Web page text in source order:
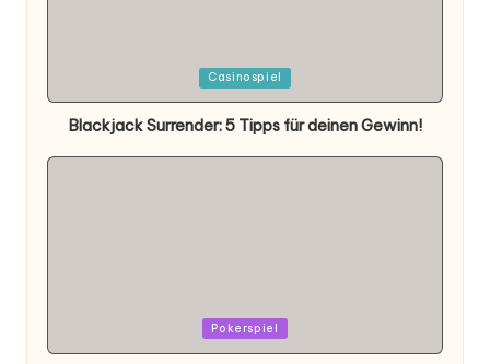
in
Casinospiel
Blackjack Surrender: 5 Tipps für deinen Gewinn!
in
Pokerspiel